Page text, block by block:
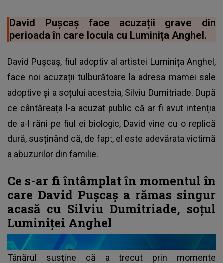
David Pușcaș face acuzații grave din
perioada în care locuia cu Luminița Anghel.
David Pușcaș, fiul adoptiv al artistei Luminița Anghel,
face noi acuzații tulburătoare la adresa mamei sale
adoptive și a soțului acesteia, Silviu Dumitriade. După
ce cântăreața l-a acuzat public că ar fi avut intenția
de a-l răni pe fiul ei biologic, David vine cu o replică
dură, susținând că, de fapt, el este adevărata victimă
a abuzurilor din familie.
Ce s-ar fi întâmplat în momentul în
care David Pușcaș a rămas singur
acasă cu Silviu Dumitriade, soțul
Luminiței Anghel
Tânărul susține că a trecut prin momente